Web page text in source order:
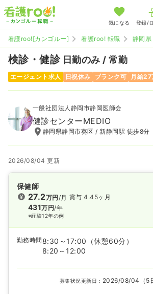
気になる 登録/
看護roo![カンゴルー] 看護roo! 転職 静岡県
検診・健診日勤のみ / 常勤
エージェント求人 日祝休み ブランク可 月給27
一般社団法人静岡市静岡医師会
健診センターMEDIO
静岡県静岡市葵区 / 新静岡駅 徒歩8分
2026/08/04 更新
保健師
27.2万円/月
431万円/年
※経験12年の例
賞与 4.45ヶ月
勤務時間 8:30～17:00
（休憩60分）
8:20～12:00
募集状況更新日： 2026/08/04（5